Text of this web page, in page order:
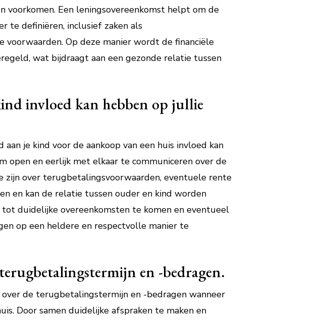
voorkomen. Een leningsovereenkomst helpt om de
te definiëren, inclusief zaken als
Op deze manier wordt de financiële
wat bijdraagt aan een gezonde relatie tussen
invloed kan hebben op jullie
je kind voor de aankoop van een huis invloed kan
open en eerlijk met elkaar te communiceren over de
zijn over terugbetalingsvoorwaarden, eventuele rente
en kan de relatie tussen ouder en kind worden
duidelijke overeenkomsten te komen en eventueel
op een heldere en respectvolle manier te
en -bedragen.
de terugbetalingstermijn en -bedragen wanneer
Door samen duidelijke afspraken te maken en